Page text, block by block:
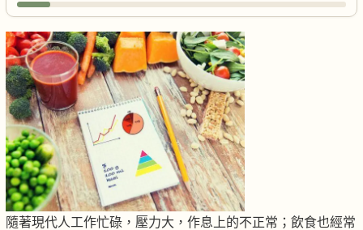
隨著現代人工作忙碌，壓力大，作息上的不正常；飲食也經常